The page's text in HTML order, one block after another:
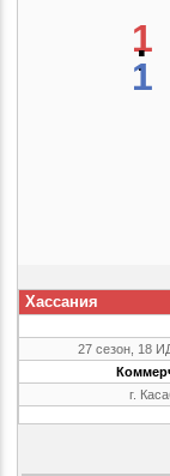
1
:
1
Хассания
27 сезон, 18
г.